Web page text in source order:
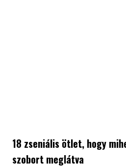
18 zseniális ötlet, hogy
szobort meglátva